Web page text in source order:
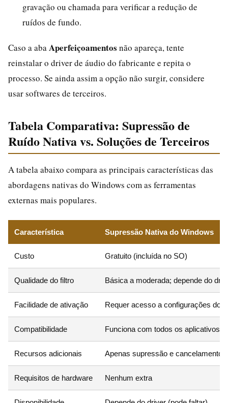
gravação ou chamada para verificar a redução de
ruídos de fundo.
Caso a aba Aperfeiçoamentos não apareça, tente
reinstalar o driver de áudio do fabricante e repita o
processo. Se ainda assim a opção não surgir, considere
usar softwares de terceiros.
Tabela Comparativa: Supressão de
Ruído Nativa vs. Soluções de Terceiros
A tabela abaixo compara as principais características das
abordagens nativas do Windows com as ferramentas
externas mais populares.
Característica Supressão Nativa do Windows
Custo Gratuito (incluída no SO)
Qualidade do filtro Básica a moderada; depende do
Facilidade de ativação Requer acesso a configurações do
Compatibilidade Funciona com todos os aplicativos
Recursos adicionais Apenas supressão e cancelamento
Requisitos de hardware Nenhum extra